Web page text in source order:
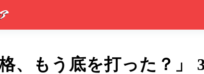
、もう底を打った？」